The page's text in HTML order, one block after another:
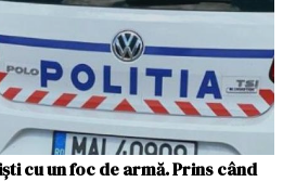
cu un foc de armă. Prins când